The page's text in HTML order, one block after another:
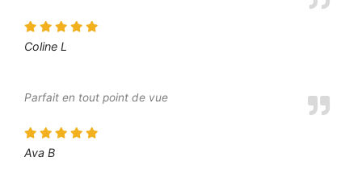
Coline L
Parfait en tout point de vue
Ava B